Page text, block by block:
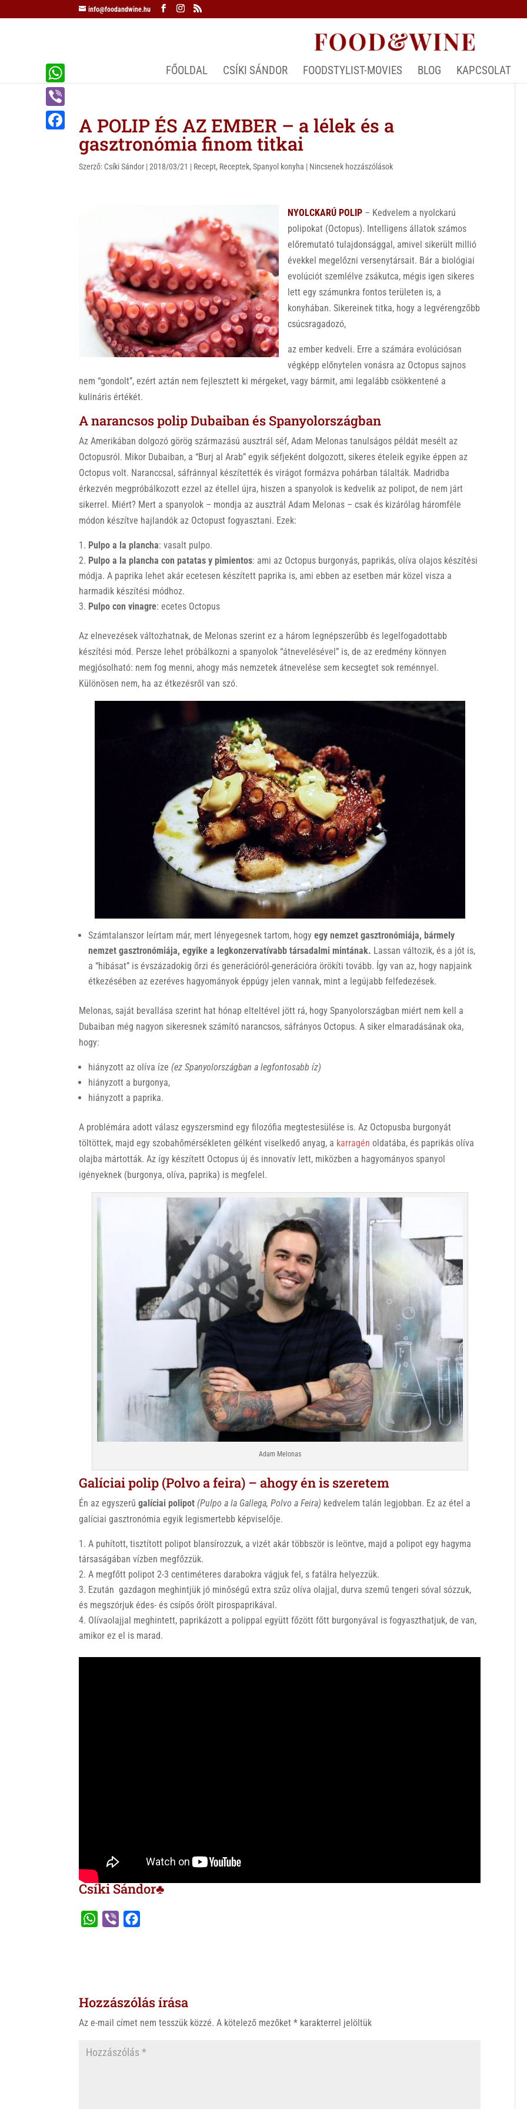
info@foodandwine.hu
FŐOLDAL CSÍKI SÁNDOR FOODSTYLIST-MOVIES BLOG KAPCSOLAT
A POLIP ÉS AZ EMBER – a lélek és a
gasztronómia finom titkai
Szerző: Csíki Sándor |2018/03/21 | Recept, Receptek,Spanyol konyha | Nincsenek hozzászólások
NYOLCKARÚ POLIP – Kedvelem a nyolckarú
polipokat (Octopus). Intelligens állatok számos
előremutató tulajdonsággal, amivel sikerült millió
évekkel megelőzni versenytársait. Bár a biológiai
evolúciót szemlélve zsákutca, mégis igen sikeres
lett egy számunkra fontos területen is, a
konyhában. Sikereinek titka, hogy a legvérengzőbb
csúcsragadozó,
az ember kedveli. Erre a számára evolúciósan
végképp előnytelen vonásra az Octopus sajnos
nem “gondolt”, ezért aztán nem fejlesztett ki mérgeket, vagy bármit, ami legalább csökkentené a
kulináris értékét.
A narancsos polip Dubaiban és Spanyolországban
Az Amerikában dolgozó görög származású ausztrál séf, Adam Melonas tanulságos példát mesélt az
Octopusról. Mikor Dubaiban, a “Burj al Arab” egyik séfjeként dolgozott, sikeres ételeik egyike éppen az
Octopus volt. Naranccsal, sáfránnyal készítették és virágot formázva pohárban tálalták. Madridba
érkezvén megpróbálkozott ezzel az étellel újra, hiszen a spanyolok is kedvelik az polipot, de nem járt
sikerrel. Miért? Mert a spanyolok – mondja az ausztrál Adam Melonas – csak és kizárólag háromféle
módon készítve hajlandók az Octopust fogyasztani. Ezek:
Pulpo a la plancha: vasalt pulpo.
Pulpo a la plancha con patatas y pimientos: ami az Octopus burgonyás, paprikás, olíva olajos készítési
módja. A paprika lehet akár ecetesen készített paprika is, ami ebben az esetben már közel visza a
harmadik készítési módhoz.
Pulpo con vinagre: ecetes Octopus
Az elnevezések változhatnak, de Melonas szerint ez a három legnépszerűbb és legelfogadottabb
készítési mód. Persze lehet próbálkozni a spanyolok “átnevelésével” is, de az eredmény könnyen
megjósolható: nem fog menni, ahogy más nemzetek átnevelése sem kecsegtet sok reménnyel.
Különösen nem, ha az étkezésről van szó.
Számtalanszor leírtam már, mert lényegesnek tartom, hogyegy nemzet gasztronómiája, bármely
nemzet gasztronómiája, egyike a legkonzervatívabb társadalmi mintának. Lassan változik, és a jót is,
a “hibásat” is évszázadokig őrzi és generációról-generációra örökíti tovább. Így van az, hogy napjaink
étkezésében az ezeréves hagyományok éppúgy jelen vannak, mint a legújabb felfedezések.
Melonas, saját bevallása szerint hat hónap elteltével jött rá, hogy Spanyolországban miért nem kell a
Dubaiban még nagyon sikeresnek számító narancsos, sáfrányos Octopus. A siker elmaradásának oka,
hogy:
hiányzott az olíva íze (ez Spanyolországban a legfontosabb íz)
hiányzott a burgonya,
hiányzott a paprika.
A problémára adott válasz egyszersmind egy filozófia megtestesülése is. Az Octopusba burgonyát
töltöttek, majd egy szobahőmérsékleten gélként viselkedő anyag, a karragén oldatába, és paprikás olíva
olajba mártották. Az így készített Octopus új és innovatív lett, miközben a hagyományos spanyol
igényeknek (burgonya, olíva, paprika) is megfelel.
Adam Melonas
Galíciai polip (Polvo a feira) – ahogy én is szeretem
Én az egyszerűgalíciai polipot (Pulpo a la Gallega, Polvo a Feira) kedvelem talán legjobban. Ez az étel a
galíciai gasztronómia egyik legismertebb képviselője.
A puhított, tisztított polipot blansírozzuk, a vizét akár többször is leöntve, majd a polipot egy hagyma
társaságában vízben megfőzzük.
A megfőtt polipot 2-3 centiméteres darabokra vágjuk fel, s fatálra helyezzük.
Ezután gazdagon meghintjük jó minőségű extra szűz olíva olajjal, durva szemű tengeri sóval sózzuk,
és megszórjuk édes- és csípős őrölt pirospaprikával.
Olívaolajjal meghintett, paprikázott a polippal együtt főzött főtt burgonyával is fogyaszthatjuk, de van,
amikor ez el is marad.
Csíki Sándor♣
W
A
o
Hozzászólás írása
Az e-mail címet nem tesszük közzé. A kötelező mezőket* karakterrel jelöltük
W
h
a
V